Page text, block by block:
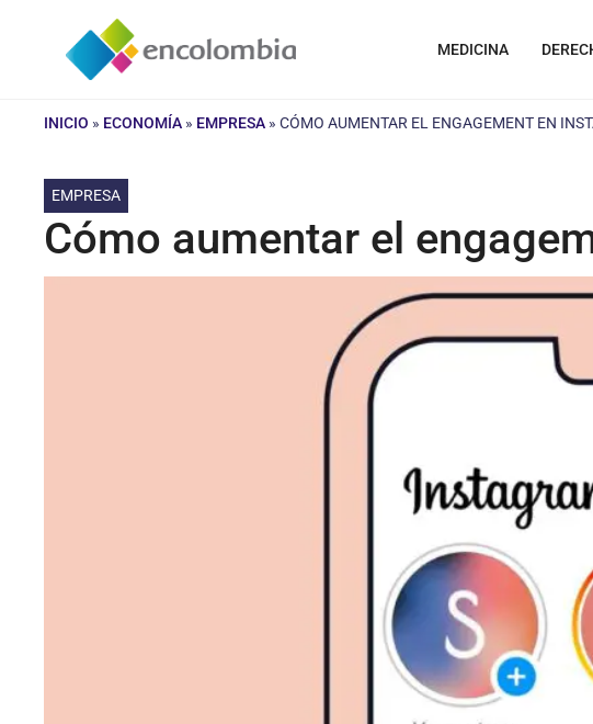
contenido
MEDICINA
INICIO » ECONOMÍA » EMPRESA » CÓMO AUMENTAR EL ENGAGEMENT EN
EMPRESA
Cómo aumentar el